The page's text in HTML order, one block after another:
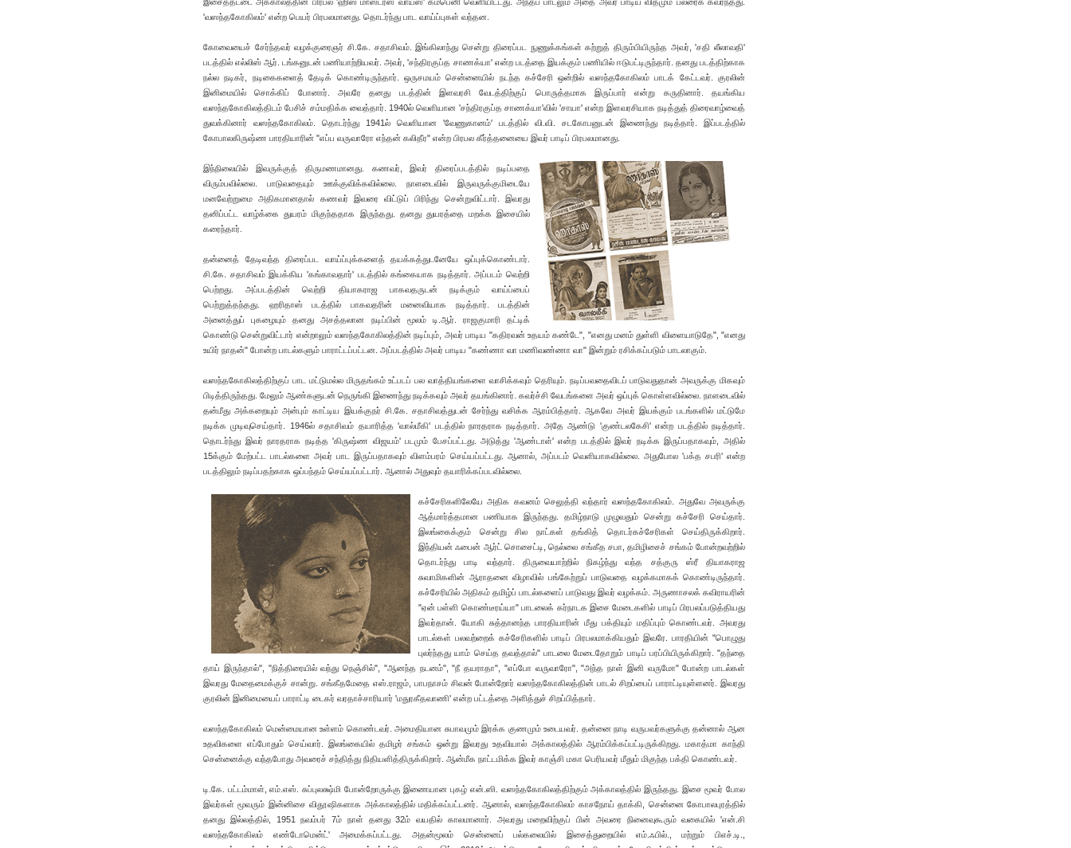
'வஸந்தகோகிலம்' என்ற பெயர் பிரபலமானது. தொடர்ந்து பாட வாய்ப்புகள் வந்தன.
கோவையைச் சேர்ந்தவர் வழக்குரைஞர் சி.கே. சதாசிவம். இங்கிலாந்து சென்று திரைப்பட நுணுக்கங்கள் கற்றுத் திரும்பியிருந்த அவர், 'சதி லீலாவதி'
படத்தில் எல்லிஸ் ஆர். டங்கனுடன் பணியாற்றியவர். அவர், 'சந்திரகுப்த சாணக்யா' என்ற படத்தை இயக்கும் பணியில் ஈடுபட்டிருந்தார். தனது படத்திற்காக
நல்ல நடிகர், நடிகைகளைத் தேடிக் கொண்டிருந்தார். ஒருசமயம் சென்னையில் நடந்த கச்சேரி ஒன்றில் வஸந்தகோகிலம் பாடக் கேட்டவர். குரலின்
இனிமையில் சொக்கிப் போனார். அவரே தனது படத்தின் இளவரசி வேடத்திற்குப் பொருத்தமாக இருப்பார் என்று கருதினார். தயங்கிய
வஸந்தகோகிலத்திடம் பேசிச் சம்மதிக்க வைத்தார். 1940ல் வெளியான 'சந்திரகுப்த சாணக்யா'வில் 'சாயா' என்ற இளவரசியாக நடித்துத் திரைவாழ்வைத்
துவக்கினார் வஸந்தகோகிலம். தொடர்ந்து 1941ல் வெளியான 'வேணுகானம்' படத்தில் வி.வி. சடகோபனுடன் இணைந்து நடித்தார். இப்படத்தில்
கோபாலகிருஷ்ண பாரதியாரின் "எப்ப வருவாரோ எந்தன் கலிதீர" என்ற பிரபல கீர்த்தனையை இவர் பாடிப் பிரபலமானது.
இந்நிலையில் இவருக்குத் திருமணமானது. கணவர், இவர் திரைப்படத்தில் நடிப்பதை
விரும்பவில்லை. பாடுவதையும் ஊக்குவிக்கவில்லை. நாளடைவில் இருவருக்குமிடையே
மனவேற்றுமை அதிகமானதால் கணவர் இவரை விட்டுப் பிரிந்து சென்றுவிட்டார். இவரது
தனிப்பட்ட வாழ்க்கை துயரம் மிகுந்ததாக இருந்தது. தனது துயரத்தை மறக்க இசையில்
கரைந்தார்.
தன்னைத் தேடிவந்த திரைப்பட வாய்ப்புக்களைத் தயக்கத்துடனேயே ஒப்புக்கொண்டார்.
சி.கே. சதாசிவம் இயக்கிய 'கங்காவதார்' படத்தில் கங்கையாக நடித்தார். அப்படம் வெற்றி
பெற்றது. அப்படத்தின் வெற்றி தியாகராஜ பாகவதருடன் நடிக்கும் வாய்ப்பைப்
பெற்றுத்தந்தது. ஹரிதாஸ் படத்தில் பாகவதரின் மனைவியாக நடித்தார். படத்தின்
அனைத்துப் புகழையும் தனது அசத்தலான நடிப்பின் மூலம் டி.ஆர். ராஜகுமாரி தட்டிக்
கொண்டு சென்றுவிட்டார் என்றாலும் வஸந்தகோகிலத்தின் நடிப்பும், அவர் பாடிய "கதிரவன் உதயம் கண்டே", "எனது மனம் துள்ளி விளையாடுதே", "எனது
உயிர் நாதன்" போன்ற பாடல்களும் பாராட்டப்பட்டன. அப்படத்தில் அவர் பாடிய "கண்ணா வா மணிவண்ணா வா" இன்றும் ரசிக்கப்படும் பாடலாகும்.
வஸந்தகோகிலத்திற்குப் பாட மட்டுமல்ல மிருதங்கம் உட்படப் பல வாத்தியங்களை வாசிக்கவும் தெரியும். நடிப்பவதைவிடப் பாடுவதுதான் அவருக்கு மிகவும்
பிடித்திருந்தது. மேலும் ஆண்களுடன் நெருங்கி இணைந்து நடிக்கவும் அவர் தயங்கினார். கவர்ச்சி வேடங்களை அவர் ஒப்புக் கொள்ளவில்லை. நாளடைவில்
தன்மீது அக்கறையும் அன்பும் காட்டிய இயக்குநர் சி.கே. சதாசிவத்துடன் சேர்ந்து வசிக்க ஆரம்பித்தார். ஆகவே அவர் இயக்கும் படங்களில் மட்டுமே
நடிக்க முடிவுசெய்தார். 1946ல் சதாசிவம் தயாரித்த 'வால்மீகி' படத்தில் நாரதராக நடித்தார். அதே ஆண்டு 'குண்டலகேசி' என்ற படத்தில் நடித்தார்.
தொடர்ந்து இவர் நாரதராக நடித்த 'கிருஷ்ண விஜயம்' படமும் பேசப்பட்டது. அடுத்து 'ஆண்டாள்' என்ற படத்தில் இவர் நடிக்க இருப்பதாகவும், அதில்
15க்கும் மேற்பட்ட பாடல்களை அவர் பாட இருப்பதாகவும் விளம்பரம் செய்யப்பட்டது. ஆனால், அப்படம் வெளியாகவில்லை. அதுபோல 'பக்த சபரி' என்ற
படத்திலும் நடிப்பதற்காக ஒப்பந்தம் செய்யப்பட்டார். ஆனால் அதுவும் தயாரிக்கப்படவில்லை.
கச்சேரிகளிலேயே அதிக கவனம் செலுத்தி வந்தார் வஸந்தகோகிலம். அதுவே அவருக்கு
ஆத்மார்த்தமான பணியாக இருந்தது. தமிழ்நாடு முழுவதும் சென்று கச்சேரி செய்தார்.
இலங்கைக்கும் சென்று சில நாட்கள் தங்கித் தொடர்கச்சேரிகள் செய்திருக்கிறார்.
இந்தியன் ஃபைன் ஆர்ட் சொசைட்டி, நெல்லை சங்கீத சபா, தமிழிசைச் சங்கம் போன்றவற்றில்
தொடர்ந்து பாடி வந்தார். திருவையாற்றில் நிகழ்ந்து வந்த சத்குரு ஸ்ரீ தியாகராஜ
சுவாமிகளின் ஆராதனை விழாவில் பங்கேற்றுப் பாடுவதை வழக்கமாகக் கொண்டிருந்தார்.
கச்சேரியில் அதிகம் தமிழ்ப் பாடல்களைப் பாடுவது இவர் வழக்கம். அருணாசலக் கவிராயரின்
"ஏன் பள்ளி கொண்டீரய்யா" பாடலைக் கர்நாடக இசை மேடைகளில் பாடிப் பிரபலப்படுத்தியது
இவர்தான். யோகி சுத்தானந்த பாரதியாரின் மீது பக்தியும் மதிப்பும் கொண்டவர். அவரது
பாடல்கள் பலவற்றைக் கச்சேரிகளில் பாடிப் பிரபலமாக்கியதும் இவரே. பாரதியின் "பொழுது
புலர்ந்தது யாம் செய்த தவத்தால்" பாடலை மேடைதோறும் பாடிப் பரப்பியிருக்கிறார். "தந்தை
தாய் இருந்தால்", "நித்திரையில் வந்து நெஞ்சில்", "ஆனந்த நடனம்", "நீ தயராதா", "எப்போ வருவாரோ", "அந்த நாள் இனி வருமோ" போன்ற பாடல்கள்
இவரது மேதைமைக்குச் சான்று. சங்கீதமேதை எஸ்.ராஜம், பாபநாசம் சிவன் போன்றோர் வஸந்தகோகிலத்தின் பாடல் சிறப்பைப் பாராட்டியுள்ளனர். இவரது
குரலின் இனிமையைப் பாராட்டி டைகர் வரதாச்சாரியார் 'மதுரகீதவாணி' என்ற பட்டத்தை அளித்துச் சிறப்பித்தார்.
வஸந்தகோகிலம் மென்மையான உள்ளம் கொண்டவர். அமைதியான சுபாவமும் இரக்க குணமும் உடையவர். தன்னை நாடி வருபவர்களுக்கு தன்னால் ஆன
உதவிகளை எப்போதும் செய்வார். இலங்கையில் தமிழர் சங்கம் ஒன்று இவரது உதவியால் அக்காலத்தில் ஆரம்பிக்கப்பட்டிருக்கிறது. மகாத்மா காந்தி
சென்னைக்கு வந்தபோது அவரைச் சந்தித்து நிதியளித்திருக்கிறார். ஆன்மீக நாட்டமிக்க இவர் காஞ்சி மகா பெரியவர் மீதும் மிகுந்த பக்தி கொண்டவர்.
டி.கே. பட்டம்மாள், எம்.எஸ். சுப்புலக்ஷ்மி போன்றோருக்கு இணையான புகழ் என்.ஸி. வஸந்தகோகிலத்திற்கும் அக்காலத்தில் இருந்தது. இசை மூவர் போல
இவர்கள் மூவரும் இன்னிசை விதூஷிகளாக அக்காலத்தில் மதிக்கப்பட்டனர். ஆனால், வஸந்தகோகிலம் காசநோய் தாக்கி, சென்னை கோபாலபுரத்தில்
தனது இல்லத்தில், 1951 நவம்பர் 7ம் நாள் தனது 32ம் வயதில் காலமானார். அவரது மறைவிற்குப் பின் அவரை நினைவுகூரும் வகையில் 'என்.சி
வஸந்தகோகிலம் எண்டோமென்ட்' அமைக்கப்பட்டது. அதன்மூலம் சென்னைப் பல்கலையில் இசைத்துறையில் எம்.ஃபில்., மற்றும் பிஎச்.டி.,